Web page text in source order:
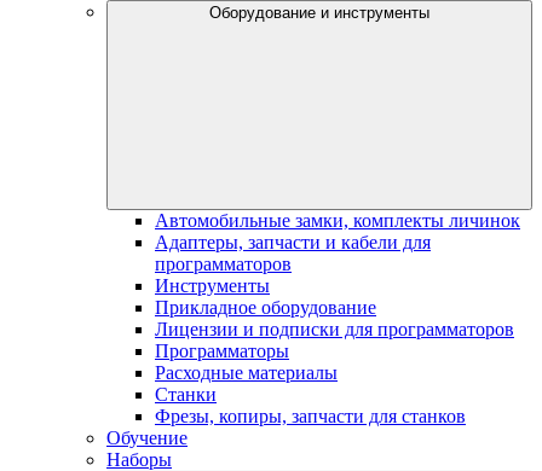
Оборудование и инструменты
Автомобильные замки, комплекты личинок
Адаптеры, запчасти и кабели для
программаторов
Инструменты
Прикладное оборудование
Лицензии и подписки для программаторов
Программаторы
Расходные материалы
Станки
Фрезы, копиры, запчасти для станков
Обучение
Наборы